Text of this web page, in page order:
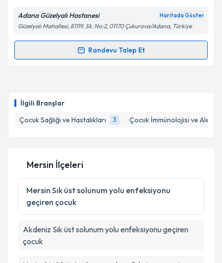
İlgili Branşlar
Çocuk Sağlığı ve Hastalıkları
3 Çocuk İmmünolojisi ve Alerjisi
Kişisel verilerimin işlenmesine ilişkinAydınlatma
Metni'ni okudum ve kişisel verilerimin belirtilen
kapsamda işlenmesini kabul ediyorum.
Adana Güzelyalı Hastanesi Haritada Göster
Güzelyalı Mahallesi, 81119. Sk. No:2, 01170 Çukurova/Adana, Türkiye
Randevu Talep Et
Randevu Takvimi Talebi
takvim hazırlandığında e-posta ile bilgilendireceğiz.
Kişisel verilerimin işlenmesine ilişkinAydınlatma
Metni'ni okudum ve kişisel verilerimin belirtilen
kapsamda işlenmesini kabul ediyorum.
Takvim Talebini Gönder
Mersin İlçeleri
Mersin Sık üst solunum yolu enfeksiyonu
geçiren çocuk
Akdeniz Sık üst solunum yolu enfeksiyonu geçiren
çocuk